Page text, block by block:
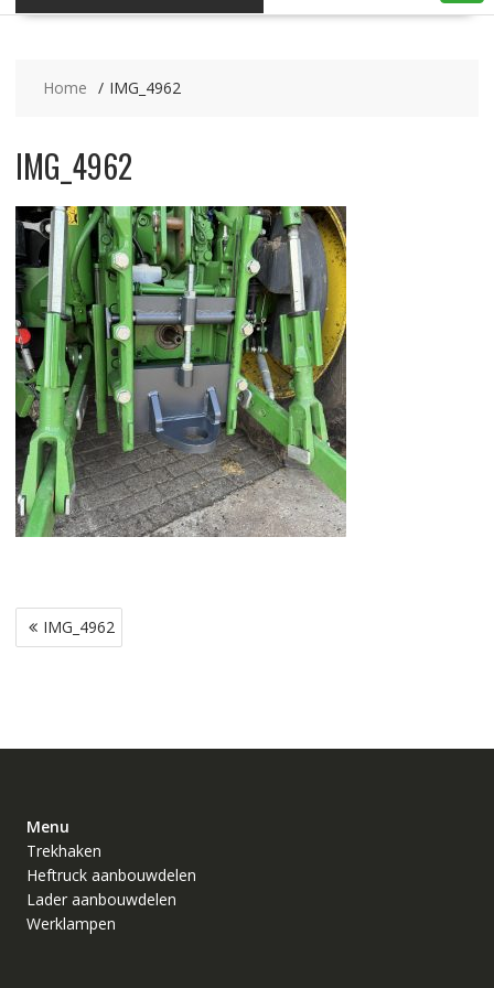
Home IMG_4962
IMG_4962
Bericht
navigatie
IMG_4962
Menu
Trekhaken
Heftruck aanbouwdelen
Lader aanbouwdelen
Werklampen